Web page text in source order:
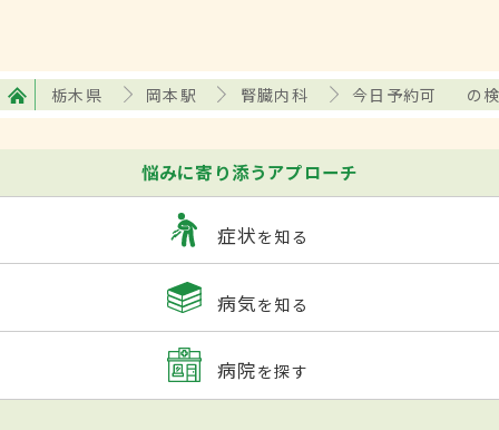
栃木県 岡本駅 腎臓内科 今日予約可 の
悩みに寄り添うアプローチ
症状を知る
病気を知る
病院を探す